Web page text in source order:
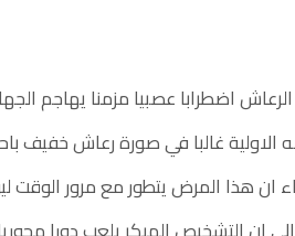
اضطرابا عصبيا مزمنا يهاجم
غالبا في صورة رعاش خفيف
ان هذا المرض يتطور مع مرور الوقت